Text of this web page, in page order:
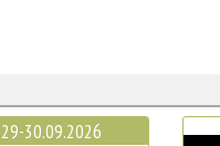
29-30.09.2026